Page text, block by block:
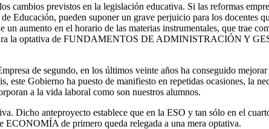
cambios previstos en la legislación educativa. Si las reformas
Educación, pueden suponer un grave perjuicio para los docentes
aumento en el horario de las materias instrumentales, que trae
la optativa de FUNDAMENTOS DE ADMINISTRACIÓN Y
de segundo, en los últimos veinte años ha conseguido
este Gobierno ha puesto de manifiesto en repetidas ocasiones, la
a la vida laboral como son nuestros alumnos.
Dicho anteproyecto establece que en la ESO y tan sólo en el
de primero queda relegada a una mera optativa.